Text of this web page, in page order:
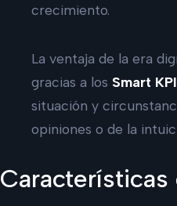
crecimiento.
La ventaja de la era
gracias a los Smart
situación y
opiniones o de la
Características